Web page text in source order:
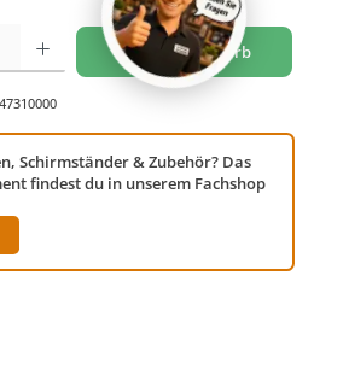
Wert ein oder benutze die Schaltflächen um
In den Warenkorb
Schirmständer & Zubehör? Das
findest du in unserem Fachshop